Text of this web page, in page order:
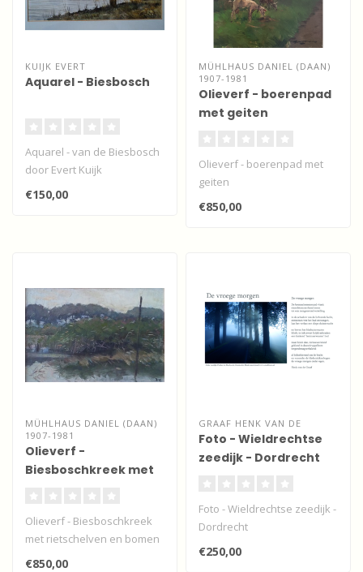
KUIJK EVERT
Aquarel - Biesbosch
Aquarel - van de Biesbosch
door Evert Kuijk
€150,00
MÜHLHAUS DANIEL (DAAN)
1907-1981
Olieverf - boerenpad
met geiten
Olieverf - boerenpad met
geiten
€850,00
MÜHLHAUS DANIEL (DAAN)
1907-1981
Olieverf -
Biesboschkreek met
Olieverf - Biesboschkreek
met rietschelven en bomen
€850,00
GRAAF HENK VAN DE
Foto - Wieldrechtse
zeedijk - Dordrecht
Foto - Wieldrechtse zeedijk -
Dordrecht
€250,00